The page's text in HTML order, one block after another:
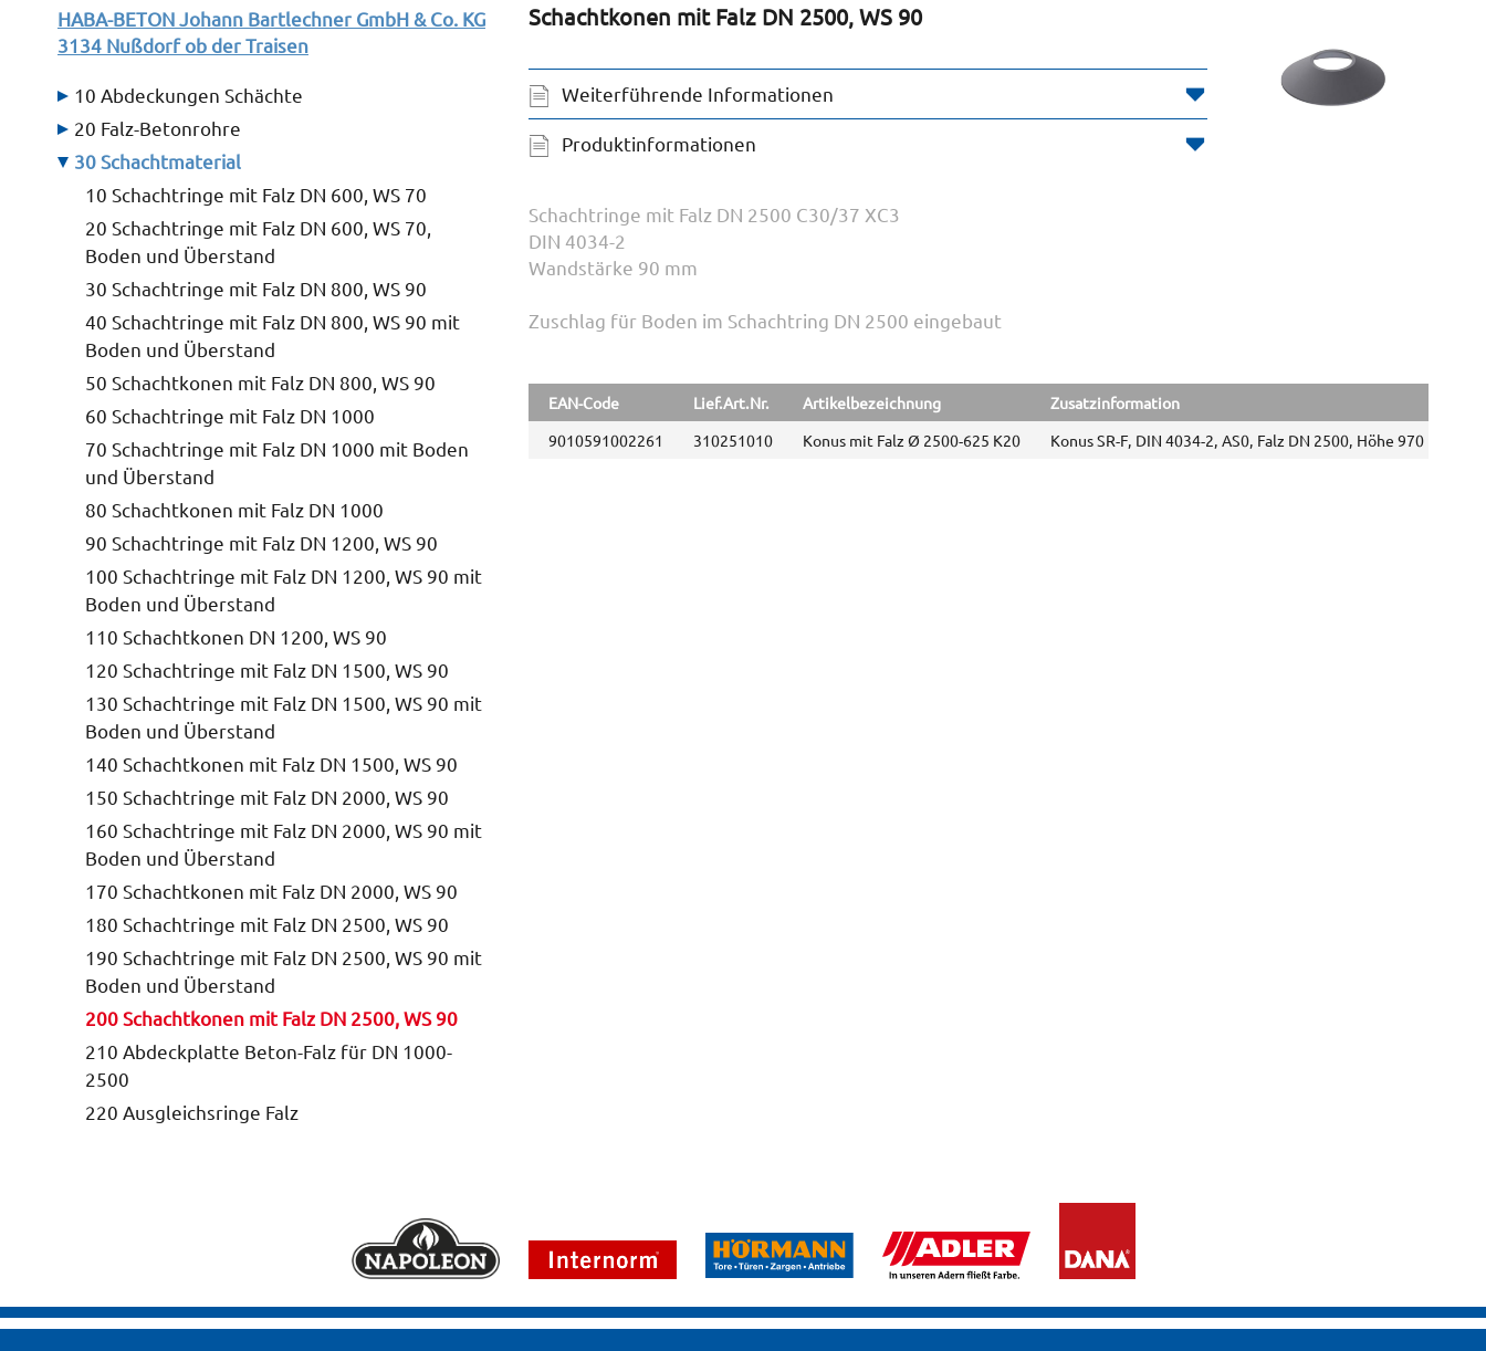
HABA-BETON Johann Bartlechner GmbH & Co. KG
3134 Nußdorf ob der Traisen
10 Abdeckungen Schächte
20 Falz-Betonrohre
30 Schachtmaterial
10 Schachtringe mit Falz DN 600, WS 70
20 Schachtringe mit Falz DN 600, WS 70,
Boden und Überstand
30 Schachtringe mit Falz DN 800, WS 90
40 Schachtringe mit Falz DN 800, WS 90 mit
Boden und Überstand
50 Schachtkonen mit Falz DN 800, WS 90
60 Schachtringe mit Falz DN 1000
70 Schachtringe mit Falz DN 1000 mit Boden
und Überstand
80 Schachtkonen mit Falz DN 1000
90 Schachtringe mit Falz DN 1200, WS 90
100 Schachtringe mit Falz DN 1200, WS 90 mit
Boden und Überstand
110 Schachtkonen DN 1200, WS 90
120 Schachtringe mit Falz DN 1500, WS 90
130 Schachtringe mit Falz DN 1500, WS 90 mit
Boden und Überstand
140 Schachtkonen mit Falz DN 1500, WS 90
150 Schachtringe mit Falz DN 2000, WS 90
160 Schachtringe mit Falz DN 2000, WS 90 mit
Boden und Überstand
170 Schachtkonen mit Falz DN 2000, WS 90
180 Schachtringe mit Falz DN 2500, WS 90
190 Schachtringe mit Falz DN 2500, WS 90 mit
Boden und Überstand
200 Schachtkonen mit Falz DN 2500, WS 90
210 Abdeckplatte Beton-Falz für DN 1000-
2500
220 Ausgleichsringe Falz
Schachtkonen mit Falz DN 2500, WS 90
Weiterführende Informationen
Produktinformationen
Schachtringe mit Falz DN 2500 C30/37 XC3
DIN 4034-2
Wandstärke 90 mm
Zuschlag für Boden im Schachtring DN 2500 eingebaut
EAN-Code Lief.Art.Nr. Artikelbezeichnung Zusatzinformation
9010591002261
310251010 Konus mit Falz Ø 2500-625 K20 Konus SR-F, DIN 4034-2, AS0, Falz DN 2500, Höhe 970 mm